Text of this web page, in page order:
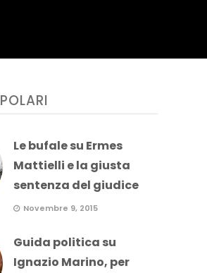
Le bufale su Ermes
Mattielli e la giusta
sentenza del giudice
Novembre 9, 2015
Guida politica su
Ignazio Marino, per